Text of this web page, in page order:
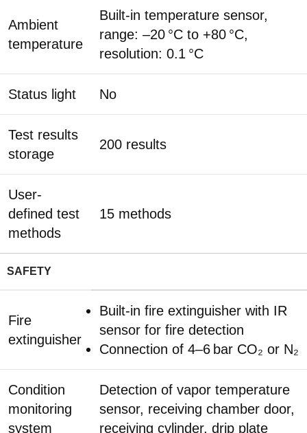
Ambient
temperature
Built-in temperature sensor,
range: –20 °C to +80 °C,
resolution: 0.1 °C
Status light No
Test results
storage
200 results
User-
defined test
methods
15 methods
SAFETY
Fire
extinguisher
Built-in fire extinguisher with IR
sensor for fire detection
Connection of 4–6 bar CO₂ or N₂
Condition
monitoring
system
Detection of vapor temperature
sensor, receiving chamber door,
receiving cylinder, drip plate